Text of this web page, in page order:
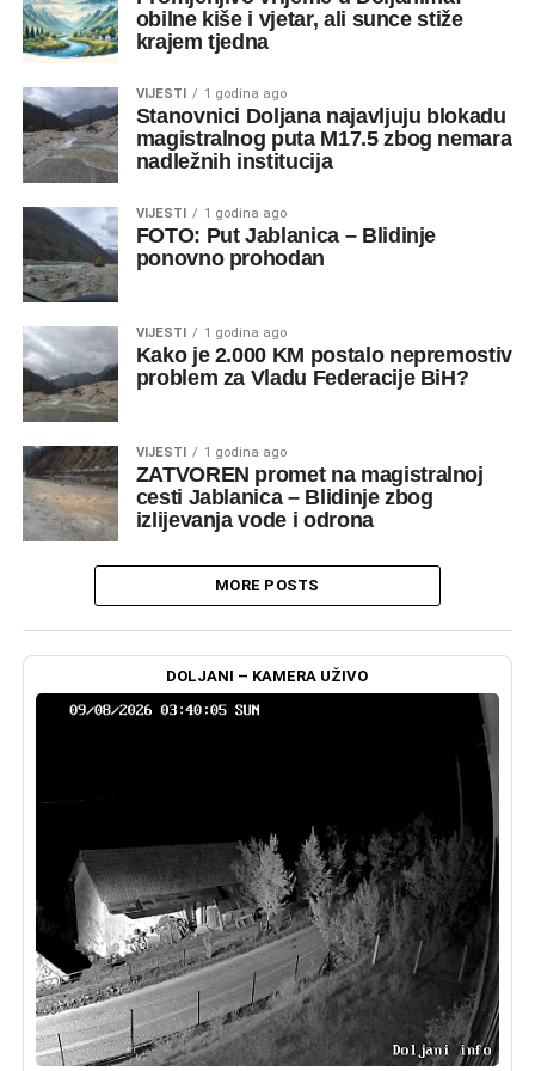
obilne kiše i vjetar, ali sunce stiže
krajem tjedna
VIJESTI 1 godina ago
Stanovnici Doljana najavljuju blokadu
magistralnog puta M17.5 zbog nemara
nadležnih institucija
VIJESTI 1 godina ago
FOTO: Put Jablanica – Blidinje
ponovno prohodan
VIJESTI 1 godina ago
Kako je 2.000 KM postalo nepremostiv
problem za Vladu Federacije BiH?
VIJESTI 1 godina ago
ZATVOREN promet na magistralnoj
cesti Jablanica – Blidinje zbog
izlijevanja vode i odrona
MORE POSTS
DOLJANI – KAMERA UŽIVO